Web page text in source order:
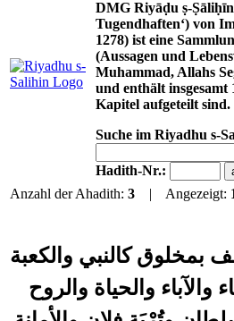
DMG Riyāḍu ṣ-
Tugendhaften‘) von
1278) ist eine
(Aussagen und
Muhammad, Allahs
und enthält insgesamt
Kapitel aufgeteilt sind.
Suche im Riyadhu s-
Hadith-Nr.:
Anzahl der Ahadith: 3 | Angezeigt:
بمخلوق كالنبي والكعبة
والآباء والحياة والروح